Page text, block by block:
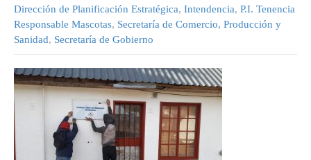
Dirección de Planificación Estratégica, Intendencia, P.I. Tenencia
Responsable Mascotas, Secretaría de Comercio, Producción y
Sanidad, Secretaría de Gobierno